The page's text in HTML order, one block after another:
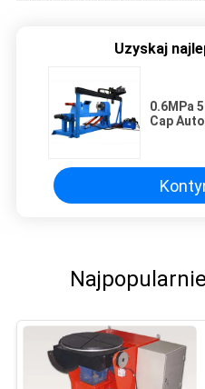
Uzyskaj
0.6MPa
Cap